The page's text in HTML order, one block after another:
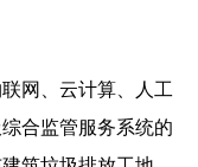
网、云计算、人工
合监管服务系统的